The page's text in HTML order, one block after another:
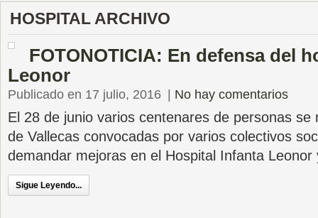
HOSPITAL ARCHIVO
FOTONOTICIA: En defensa del
Leonor
Publicado en 17 julio, 2016 No hay comentarios
El 28 de junio varios centenares de personas se
de Vallecas convocadas por varios colectivos
demandar mejoras en el Hospital Infanta
Sigue Leyendo...